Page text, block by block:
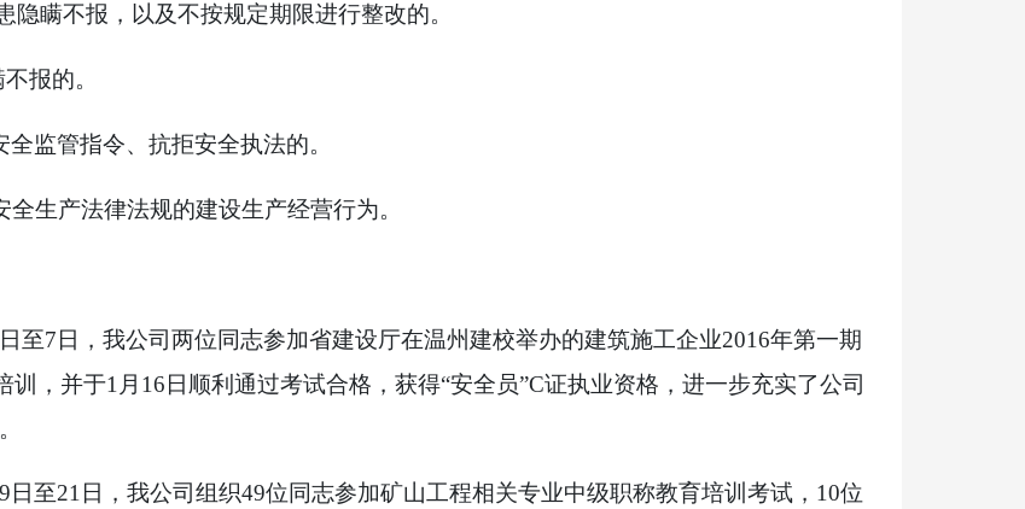
隐瞒不报，以及不按规定期限进行整改的。
报的。
全监管指令、抗拒安全执法的。
全生产法律法规的建设生产经营行为。
日至7 日，我公司两位同志参加省建设厅在温州建校举办的建筑施工企业2016年第一期
训，并于1月 16 日顺利通过考试合格，获得“安全员”C证执业资格，进一步充实了公司
日至21 日，我公司组织49位同志参加矿山工程相关专业中级职称教育培训考试， 10位